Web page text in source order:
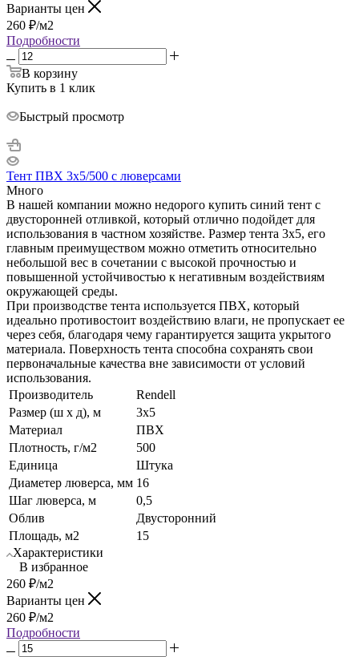
Варианты цен
260 ₽/м2
Подробности
В корзину
Купить в 1 клик
Быстрый просмотр
Тент ПВХ 3х5/500 с люверсами
Много
В нашей компании можно недорого купить синий тент с
двусторонней отливкой, который отлично подойдет для
использования в частном хозяйстве. Размер тента 3х5, его
главным преимуществом можно отметить относительно
небольшой вес в сочетании с высокой прочностью и
повышенной устойчивостью к негативным воздействиям
окружающей среды.
При производстве тента используется ПВХ, который
идеально противостоит воздействию влаги, не пропускает ее
через себя, благодаря чему гарантируется защита укрытого
материала. Поверхность тента способна сохранять свои
первоначальные качества вне зависимости от условий
использования.
Производитель
Rendell
Размер (ш х д), м
3х5
Материал
ПВХ
Плотность, г/м2
500
Единица
Штука
Диаметер люверса, мм 16
Шаг люверса, м
0,5
Облив
Двусторонний
Площадь, м2
15
Характеристики
В избранное
260 ₽/м2
Варианты цен
260 ₽/м2
Подробности